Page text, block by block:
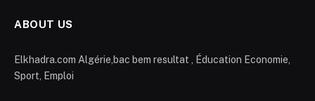
ABOUT US
Elkhadra.com Algérie,bac bem resultat , Éducation Economie,
Sport, Emploi